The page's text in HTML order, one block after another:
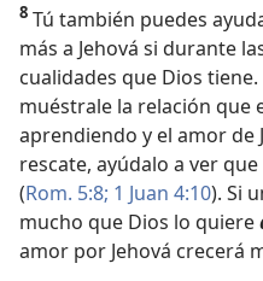
8 Tú también puedes
más a Jehová si durante
cualidades que Dios
muéstrale la relación que
aprendiendo y el amor de
rescate, ayúdalo a ver
(Rom. 5:8; 1 Juan 4:10). Si
mucho que Dios lo quiere
amor por Jehová crecerá